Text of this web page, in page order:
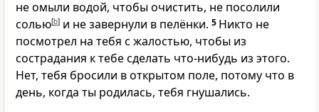
не омыли водой, чтобы очистить, не посолили
солью[b] и не завернули в пелёнки. 5 Никто не
посмотрел на тебя с жалостью, чтобы из
сострадания к тебе сделать что-нибудь из этого.
Нет, тебя бросили в открытом поле, потому что в
день, когда ты родилась, тебя гнушались.